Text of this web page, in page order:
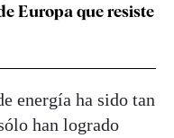
Europa que resiste
energía ha sido tan
han logrado